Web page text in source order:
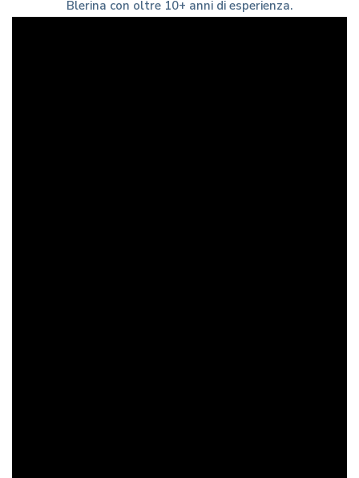
Blerina con oltre 10+ anni di esperienza.